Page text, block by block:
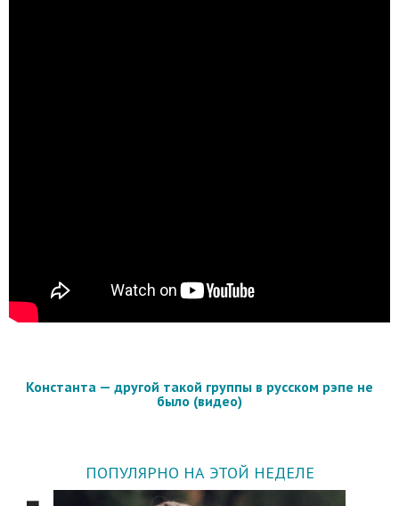
Константа — другой такой группы в русском рэпе не
было (видео)
ПОПУЛЯРНО НА ЭТОЙ НЕДЕЛЕ